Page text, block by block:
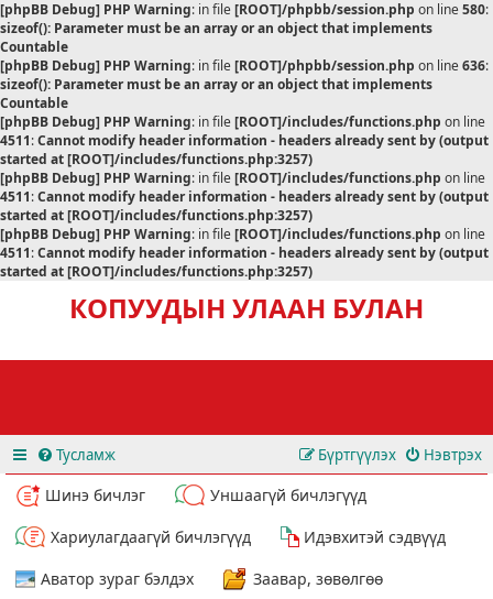
[phpBB Debug] PHP Warning: in file[ROOT]/phpbb/session.php on line580:
sizeof(): Parameter must be an array or an object that implements
Countable
[phpBB Debug] PHP Warning: in file[ROOT]/phpbb/session.php on line636:
sizeof(): Parameter must be an array or an object that implements
Countable
[phpBB Debug] PHP Warning: in file[ROOT]/includes/functions.php on line
4511:Cannot modify header information - headers already sent by (output
started at [ROOT]/includes/functions.php:3257)
[phpBB Debug] PHP Warning: in file[ROOT]/includes/functions.php on line
4511:Cannot modify header information - headers already sent by (output
started at [ROOT]/includes/functions.php:3257)
[phpBB Debug] PHP Warning: in file[ROOT]/includes/functions.php on line
4511:Cannot modify header information - headers already sent by (output
started at [ROOT]/includes/functions.php:3257)
КОПУУДЫН УЛААН БУЛАН
Тусламж Нэвтрэх
Бүртгүүлэх
Шинэ бичлэг
Уншаагүй бичлэгүүд
Хариулагдаагүй бичлэгүүд
Идэвхитэй сэдвүүд
Аватор зураг бэлдэх
Заавар, зөвөлгөө